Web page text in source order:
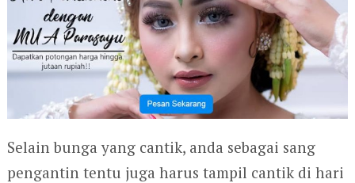
Selain bunga yang cantik, anda sebagai sang
pengantin tentu juga harus tampil cantik di hari